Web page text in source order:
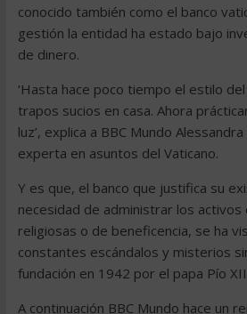
conocido también como el banco
gestión la entidad ha estado bajo
de dinero.
‘Hasta hace poco tiempo el estilo
trapos sucios en casa. Ahora
luz’, explica a BBC Mundo
experta en asuntos del Vaticano.
Y es que, el banco que justifica su
necesidad de administrar los
religiosas o de beneficencia, se ha
constantes escándalos y misterios
fundación en 1942 por el papa Pío
A continuación BBC Mundo hace un